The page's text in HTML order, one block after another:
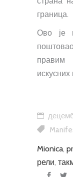
граница.
Ово је
правим
искусних
Mionica,
рели,